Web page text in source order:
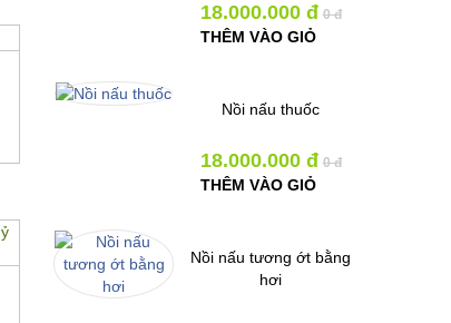
18.000.000 đ 0 đ
THÊM VÀO GIỎ
Nồi nấu thuốc
18.000.000 đ 0 đ
THÊM VÀO GIỎ
Nồi nấu tương ớt bằng
hơi